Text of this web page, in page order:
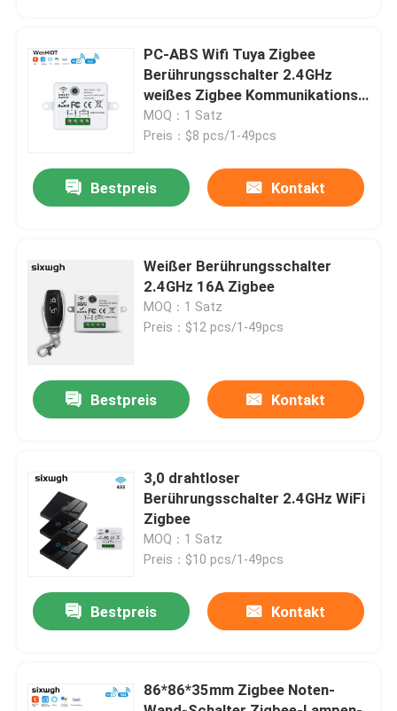
Haus
Über uns
Qualitätskontrolle
Treten Sie mit uns in Verbindung
Fordern Sie ein Zitat
Intelligenter Schalter Homekit
Zigbee Smart Switch
PC-ABS Wifi Tuya Zigbee
Berührungsschalter 2.4GHz
weißes Zigbee Kommunikations-
Modul
MOQ：1 Satz
Preis：$8 pcs/1-49pcs
Bestpreis Kontakt
Weißer Berührungsschalter
2.4GHz 16A Zigbee
MOQ：1 Satz
Preis：$12 pcs/1-49pcs
Bestpreis Kontakt
3,0 drahtloser
Berührungsschalter 2.4GHz WiFi
Zigbee
MOQ：1 Satz
Preis：$10 pcs/1-49pcs
Bestpreis Kontakt
86*86*35mm Zigbee Noten-